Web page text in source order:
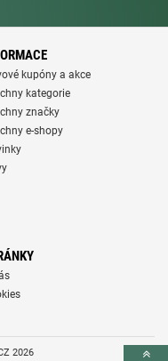
kupóny a akce
kategorie
značky
e-shopy
2026